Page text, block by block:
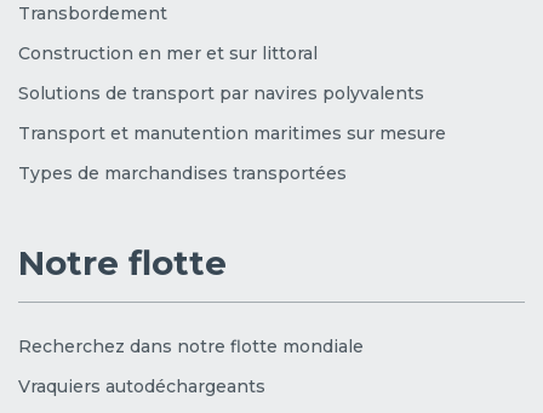
Transbordement
Construction en mer et sur littoral
Solutions de transport par navires polyvalents
Transport et manutention maritimes sur mesure
Types de marchandises transportées
Notre flotte
Recherchez dans notre flotte mondiale
Vraquiers autodéchargeants